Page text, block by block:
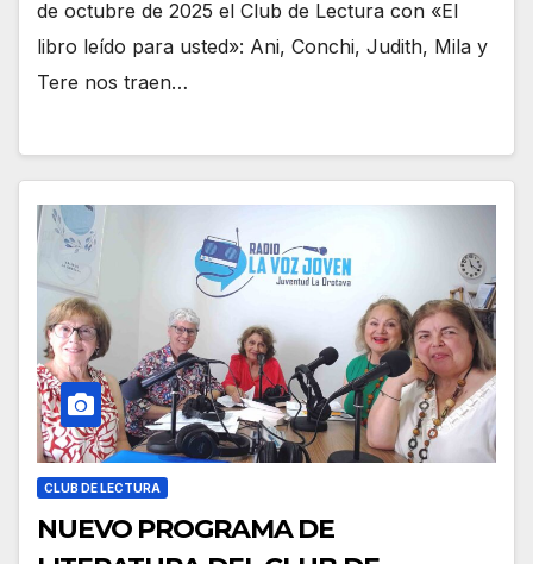
de octubre de 2025 el Club de Lectura con «El
libro leído para usted»: Ani, Conchi, Judith, Mila y
Tere nos traen…
CLUB DE LECTURA
NUEVO PROGRAMA DE